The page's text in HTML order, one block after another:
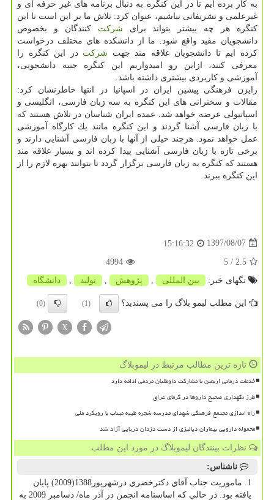
به كار برده ایم تا در این كنگره به دنبال برنامه های غیر حرفه ای و
غیرعلمی و تشریفاتی نباشیم، عنوان كرد: تلاش ما بر این است تا این
كنگره هر چه بیشتر بتواند برای شركت كنندگان و بخصوص
دانشجویان مفید واقع شود. ما از دانشكده های مختلف درخواست
كرده ایم تا دانشجویان علاقه مند جهت شركت در این كنگره را
معرفی كنند، ازاین رو امیدواریم این كنگره جنبه دانشجویی،
آموزشی و كاربردی بیشتری داشته باشد.
رایزن فرهنگی پیشین ایران در اسپانیا در انتها خاطرنشان كرد:
مقالات و سخنرانی های این كنگره به سه زبان فارسی، انگلیسی و
اسپانیولی عرضه خواهد شد. عمده ایران شناسان در تلاش هستند كه
با زبان فارسی آشنا گردند و این كنگره مانند یك كارگاه آموزشی
عمل خواهد نمود. هرچند خیلی از آنها با زبان فارسی آشنایی دارند و
برخی تازه با زبان فارسی آشنایی پیدا كرده اند و بسیار علاقه مند
هستند كه كنگره به زبان فارسی برگزار گردد تا بتوانند بهره لازم را از
این كنگره ببرند.
1397/08/07
15:16:32
2.5
/ 5
4994
تگهای خبر:
بین المللی پژوهش تولید دانشگاه
این مطلب لیمو بلاگ را می پسندید؟ (1)
(0)
X
تازه ترین مطالب مرتبط در لیموبلاگ
خدمات درمانی اربعین با مشارکت داوطلبان مردمی ادامه دارد
طرز نگهداری صحیح داروها در گرمای عراق
راه اندازی مجتمع فرهنگی شهدای مدرسه شجره طیبه میناب با رویکرد ملی
محموله دارویی بیماران دیالیزی از دست دزدان دریایی آزاد شد
نظرات بینندگان لیموبلاگ در مورد این مطلب
ناشناس:
1. ماموريت جناب آقاي دكترخضري درشهريور1388(2009) پايان
يافته بود. در حالي كه اساسنامه انجمن در آذر ماه/ دسامبر 2009 به